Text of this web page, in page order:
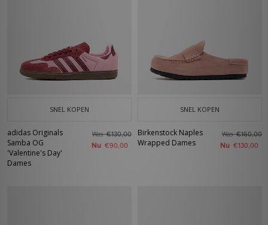
SNEL KOPEN
adidas Originals
Samba OG
'Valentine's Day'
Dames
Was€130,00
Nu €90,00
SNEL KOPEN
Birkenstock Naples
Wrapped Dames
Was€160,00
Nu €130,00